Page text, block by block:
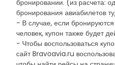
бронировании. (из расчета:
бронирования авиабилетов
- В случае, если
человек, купон также будет
- Чтобы воспользоваться
сайт Bravoavia.ru